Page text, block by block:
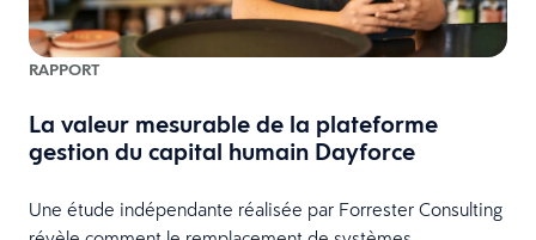
RAPPORT
La valeur mesurable de la plateforme
gestion du capital humain Dayforce
Une étude indépendante réalisée par Forrester Consulting